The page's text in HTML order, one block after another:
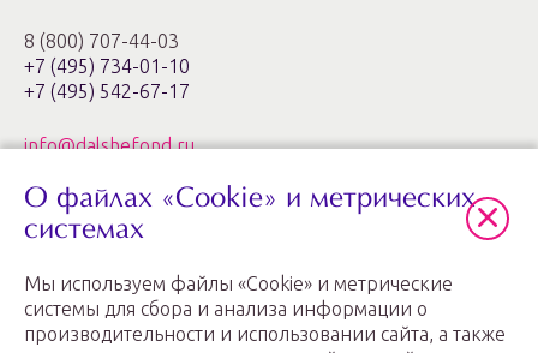
8 (800) 707-44-03
+7 (495) 734-01-10
+7 (495) 542-67-17
info@dalshefond.ru
119285, г. Москва,
ул. Минская, 1г, корп. 3, офис ХХIa,
График работы: пн.-пт. с 11:00 до 20:00
О файлах «Cookie» и метрических
системах
Мы используем файлы «Cookie» и метрические
системы для сбора и анализа информации о
производительности и использовании сайта, а также